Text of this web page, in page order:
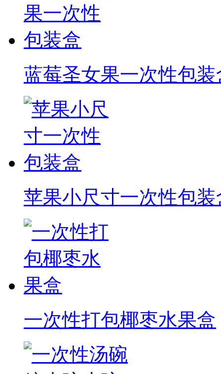
蓝莓圣女果一次性包装
苹果小尺寸一次性包装
一次性打包椰枣水果盒